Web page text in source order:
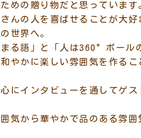
めの贈り物だと思っています
んの人を喜ばせることが大好
世界へ。
る語」と「人は360°ボール
やかに楽しい雰囲気を作る
にインタビューを通してゲ
気から華やかで品のある雰